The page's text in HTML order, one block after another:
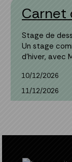
Carnet
Stage de
Un stage
d’hiver, avec
10/12/2026
11/12/2026